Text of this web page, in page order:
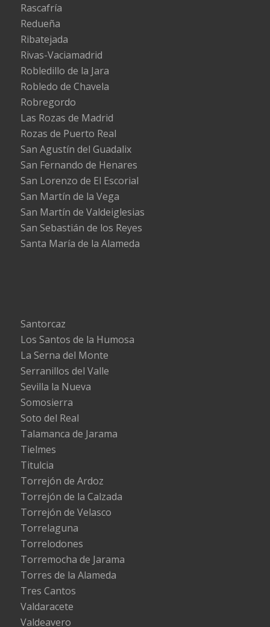
Rascafría
Redueña
Ribatejada
Rivas-Vaciamadrid
Robledillo de la Jara
Robledo de Chavela
Robregordo
Las Rozas de Madrid
Rozas de Puerto Real
San Agustín del Guadalix
San Fernando de Henares
San Lorenzo de El Escorial
San Martín de la Vega
San Martín de Valdeiglesias
San Sebastián de los Reyes
Santa María de la Alameda
Santorcaz
Los Santos de la Humosa
La Serna del Monte
Serranillos del Valle
Sevilla la Nueva
Somosierra
Soto del Real
Talamanca de Jarama
Tielmes
Titulcia
Torrejón de Ardoz
Torrejón de la Calzada
Torrejón de Velasco
Torrelaguna
Torrelodones
Torremocha de Jarama
Torres de la Alameda
Tres Cantos
Valdaracete
Valdeavero